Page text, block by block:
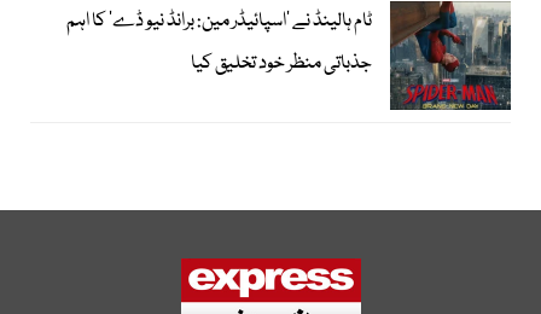
ٹام ہالینڈ نے ’اسپائیڈر مین: برانڈ نیو ڈے‘ کا اہم
جذباتی منظر خود تخلیق کیا